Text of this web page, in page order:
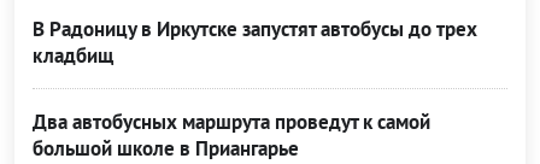
В Радоницу в Иркутске запустят автобусы до трех
кладбищ
Два автобусных маршрута проведут к самой
большой школе в Приангарье